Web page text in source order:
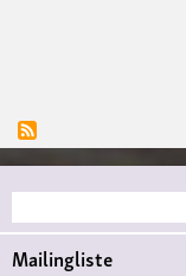
Suche
Mailingliste